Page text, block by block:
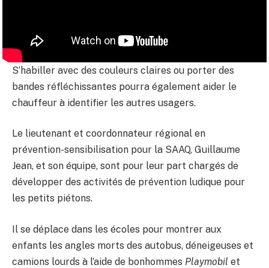
S’habiller avec des couleurs claires ou porter des
bandes réfléchissantes pourra également aider le
chauffeur à identifier les autres usagers.
Le lieutenant et coordonnateur régional en
prévention-sensibilisation pour la SAAQ, Guillaume
Jean, et son équipe, sont pour leur part chargés de
développer des activités de prévention ludique pour
les petits piétons.
Il se déplace dans les écoles pour montrer aux
enfants les angles morts des autobus, déneigeuses et
camions lourds à l’aide de bonhommes Playmobil et